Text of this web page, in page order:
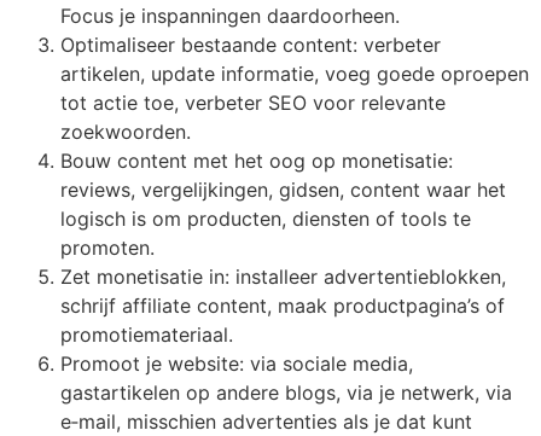
Focus je inspanningen daardoorheen.
Optimaliseer bestaande content: verbeter
artikelen, update informatie, voeg goede oproepen
tot actie toe, verbeter SEO voor relevante
zoekwoorden.
Bouw content met het oog op monetisatie:
reviews, vergelijkingen, gidsen, content waar het
logisch is om producten, diensten of tools te
promoten.
Zet monetisatie in: installeer advertentieblokken,
schrijf affiliate content, maak productpagina’s of
promotiemateriaal.
Promoot je website: via sociale media,
gastartikelen op andere blogs, via je netwerk, via
e‑mail, misschien advertenties als je dat kunt